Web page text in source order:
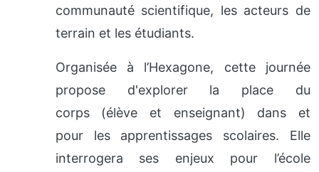
communauté scientifique, les acteurs de
terrain et les étudiants.
Organisée à l’Hexagone, cette journée
propose d'explorer la place du
corps (élève et enseignant) dans et
pour les apprentissages scolaires. Elle
interrogera ses enjeux pour l’école